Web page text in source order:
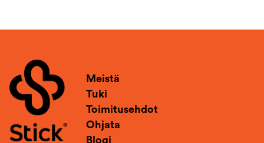
Meistä
Tuki
Toimitusehdot
Ohjata
Blogi